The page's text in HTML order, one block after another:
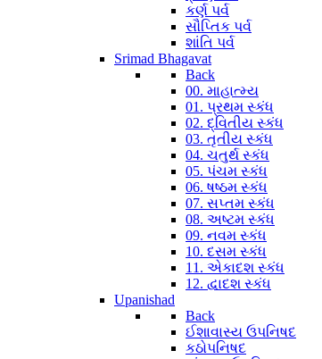
કર્ણ પર્વ
સૌપ્તિક પર્વ
શાંતિ પર્વ
Srimad Bhagavat
Back
00. માહાત્મ્ય
01. પ્રથમ સ્કંધ
02. દ્વિતીય સ્કંધ
03. તૃતીય સ્કંધ
04. ચતુર્થ સ્કંધ
05. પંચમ સ્કંધ
06. ષષ્ઠમ સ્કંધ
07. સપ્તમ સ્કંધ
08. અષ્ટમ સ્કંધ
09. નવમ સ્કંધ
10. દસમ સ્કંધ
11. એકાદશ સ્કંધ
12. દ્વાદશ સ્કંધ
Upanishad
Back
ઈશાવાસ્ય ઉપનિષદ
કઠોપનિષદ